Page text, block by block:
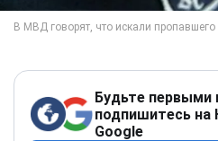
Будьте первыми
подпишитесь на
Google